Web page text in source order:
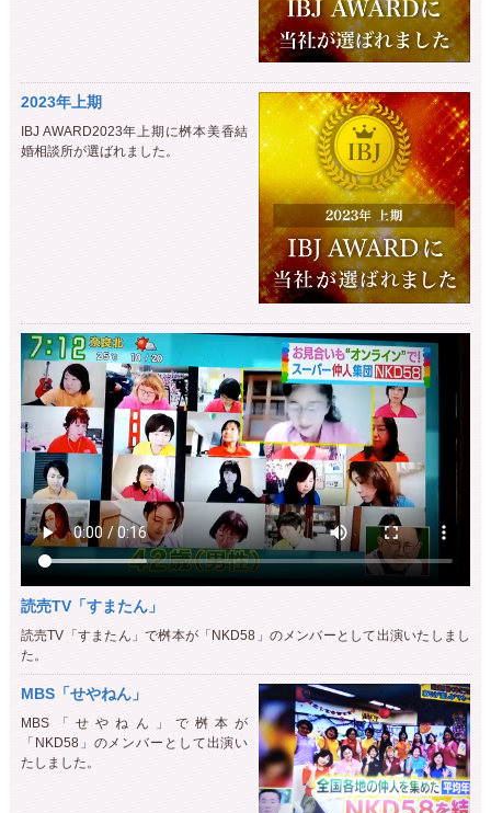
2023年上期
IBJ AWARD2023年上期に桝本美香結
婚相談所が選ばれました。
読売TV「すまたん」
読売TV「すまたん」で桝本が「NKD58」のメンバーとして出演いたしまし
た。
MBS「せやねん」
MBS「せやねん」で桝本が
「NKD58」のメンバーとして出演い
たしました。